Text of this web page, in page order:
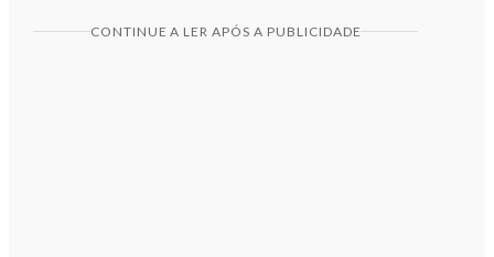
CONTINUE A LER APÓS A PUBLICIDADE